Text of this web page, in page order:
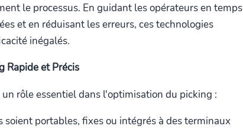
le processus. En guidant les opérateurs en temps
et en réduisant les erreurs, ces technologies
inégalés.
Rapide et Précis
rôle essentiel dans l'optimisation du picking :
soient portables, fixes ou intégrés à des terminaux